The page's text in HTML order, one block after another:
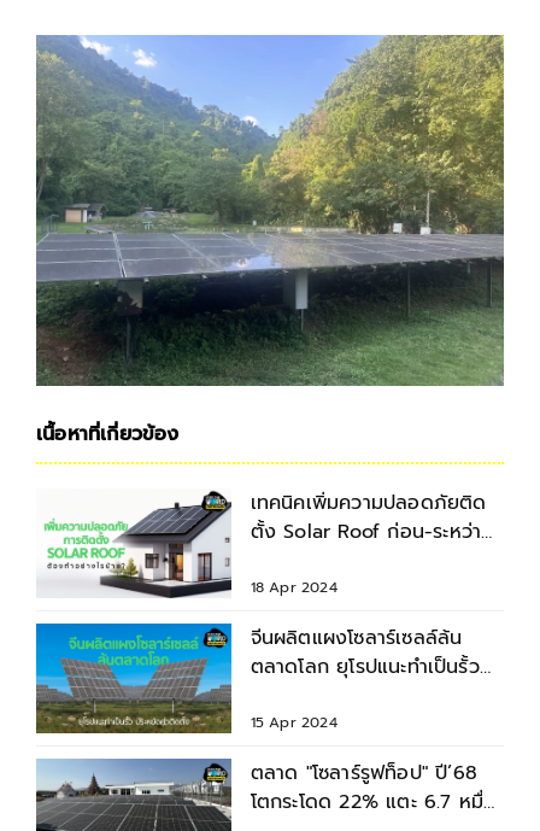
เนื้อหาที่เกี่ยวข้อง
เทคนิคเพิ่มความปลอดภัยติด
ตั้ง Solar Roof ก่อน-ระหว่าง-
18 Apr 2024
จีนผลิตแผงโซลาร์เซลล์ล้น
ตลาดโลก ยุโรปแนะทำเป็นรั้ว
15 Apr 2024
ตลาด "โซลาร์รูฟท็อป" ปี’68
โตกระโดด 22% แตะ 6.7 หมื่น